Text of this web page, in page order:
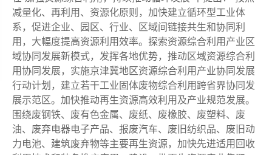
减量化、再利用、资源化原则，加快建立循环型工业体
系，促进企业、园区、行业、区域间链接共生和协同利
用，大幅度提高资源利用效率。探索资源综合利用产业区
域协同发展新模式，发挥各地优势，推动区域资源综合利
用协同发展，实施京津冀地区资源综合利用产业协同发展
行动计划，建立若干工业固体废物综合利用跨省界协同发
展示范区。加快推动再生资源高效利用及产业规范发展。
围绕废钢铁、废有色金属、废纸、废橡胶、废塑料、废
油、废弃电器电子产品、报废汽车、废旧纺织品、废旧动
力电池、建筑废弃物等主要再生资源，加快先进适用回收